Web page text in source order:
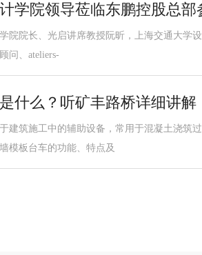
学院领导莅临东鹏控股总部
院院长、光启讲席教授阮昕，上海交通大学
问、ateliers-
什么？听矿丰路桥详细讲解
建筑施工中的辅助设备，常用于混凝土浇筑
模板台车的功能、特点及